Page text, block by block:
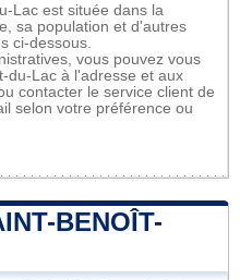
Lac est située dans la
sa population et d'autres
ci-dessous.
vous pouvez vous
du-Lac à l'adresse et aux
contacter le service client de
selon votre préférence ou
BENOÎT-